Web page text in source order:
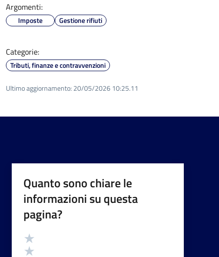
Argomenti:
Imposte Gestione rifiuti
Categorie:
Tributi, finanze e contravvenzioni
Ultimo aggiornamento: 20/05/2026 10:25.11
Quanto sono chiare le
informazioni su questa
pagina?
Valutazione